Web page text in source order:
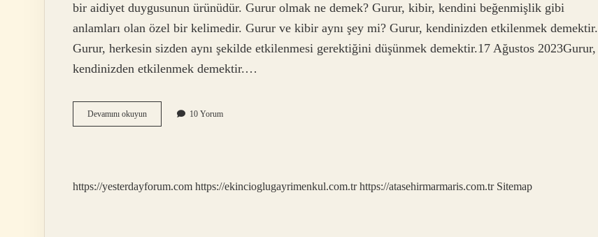
bir aidiyet duygusunun ürünüdür. Gurur olmak ne demek? Gurur, kibir, kendini beğenmişlik gibi
anlamları olan özel bir kelimedir. Gurur ve kibir aynı şey mi? Gurur, kendinizden etkilenmek demektir.
Gurur, herkesin sizden aynı şekilde etkilenmesi gerektiğini düşünmek demektir.17 Ağustos 2023Gurur,
kendinizden etkilenmek demektir.…
Devamını okuyunGurur
Neye
10 Yorum
https://yesterdayforum.com https://ekincioglugayrimenkul.com.tr https://atasehirmarmaris.com.tr Sitemap